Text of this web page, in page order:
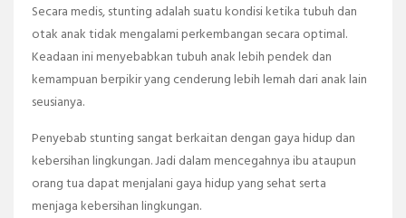
Secara medis, stunting adalah suatu kondisi ketika tubuh dan
otak anak tidak mengalami perkembangan secara optimal.
Keadaan ini menyebabkan tubuh anak lebih pendek dan
kemampuan berpikir yang cenderung lebih lemah dari anak lain
seusianya.
Penyebab stunting sangat berkaitan dengan gaya hidup dan
kebersihan lingkungan. Jadi dalam mencegahnya ibu ataupun
orang tua dapat menjalani gaya hidup yang sehat serta
menjaga kebersihan lingkungan.